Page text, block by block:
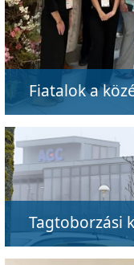
Fiatalok a
Tagtoborzási